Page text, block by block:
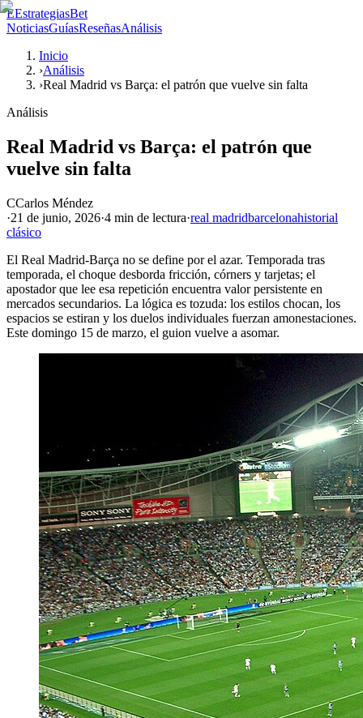
EEstrategiasBet
NoticiasGuíasReseñasAnálisis
Inicio
›Análisis
›Real Madrid vs Barça: el patrón que vuelve sin falta
Análisis
Real Madrid vs Barça: el patrón que
vuelve sin falta
CCarlos Méndez
·21 de junio, 2026·4 min de lectura·real madridbarcelonahistorial
clásico
El Real Madrid-Barça no se define por el azar. Temporada tras
temporada, el choque desborda fricción, córners y tarjetas; el
apostador que lee esa repetición encuentra valor persistente en
mercados secundarios. La lógica es tozuda: los estilos chocan, los
espacios se estiran y los duelos individuales fuerzan amonestaciones.
Este domingo 15 de marzo, el guion vuelve a asomar.